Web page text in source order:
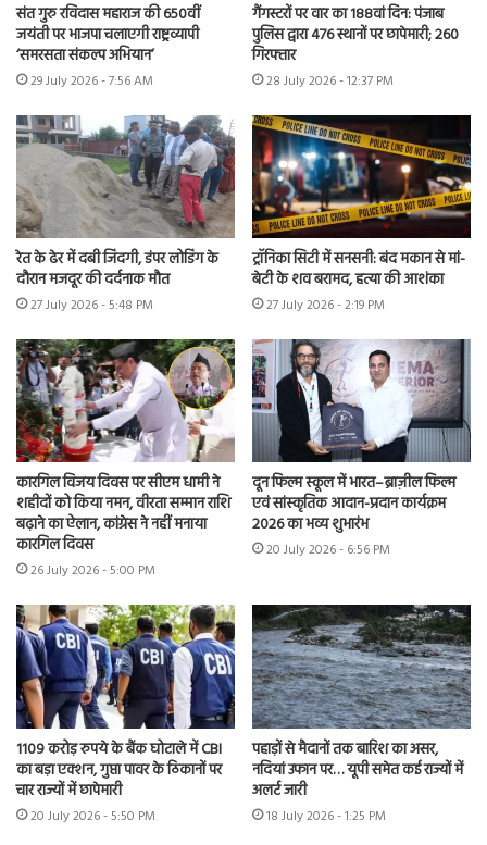
संत गुरु रविदास महाराज की 650वीं
जयंती पर भाजपा चलाएगी राष्ट्रव्यापी
‘समरसता संकल्प अभियान’
29 July 2026 - 7:56 AM
गैंगस्टरों पर वार का 188वां दिन: पंजाब
पुलिस द्वारा 476 स्थानों पर छापेमारी; 260
गिरफ्तार
28 July 2026 - 12:37 PM
रेत के ढेर में दबी जिंदगी, डंपर लोडिंग के
दौरान मजदूर की दर्दनाक मौत
27 July 2026 - 5:48 PM
ट्रॉनिका सिटी में सनसनी: बंद मकान से मां-
बेटी के शव बरामद, हत्या की आशंका
27 July 2026 - 2:19 PM
कारगिल विजय दिवस पर सीएम धामी ने
शहीदों को किया नमन, वीरता सम्मान राशि
बढ़ाने का ऐलान, कांग्रेस ने नहीं मनाया
कारगिल दिवस
26 July 2026 - 5:00 PM
दून फिल्म स्कूल में भारत–ब्राज़ील फिल्म
एवं सांस्कृतिक आदान-प्रदान कार्यक्रम
2026 का भव्य शुभारंभ
20 July 2026 - 6:56 PM
1109 करोड़ रुपये के बैंक घोटाले में CBI
का बड़ा एक्शन, गुप्ता पावर के ठिकानों पर
चार राज्यों में छापेमारी
20 July 2026 - 5:50 PM
पहाड़ों से मैदानों तक बारिश का असर,
नदियां उफान पर… यूपी समेत कई राज्यों में
अलर्ट जारी
18 July 2026 - 1:25 PM